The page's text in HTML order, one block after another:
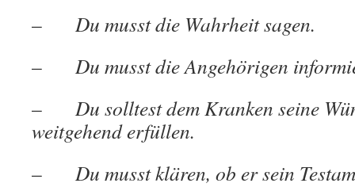
– Du musst die Wahrheit sagen.
– Du musst die Angehörigen
– Du solltest dem Kranken seine
weitgehend erfüllen.
– Du musst klären, ob er sein